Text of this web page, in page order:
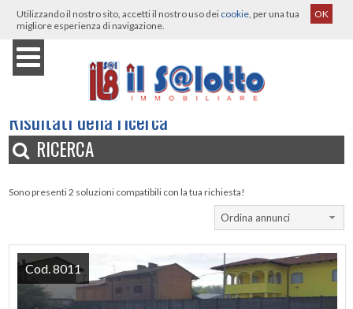
Utilizzando il nostro sito, accetti il nostro uso dei cookie, per una tua
migliore esperienza di navigazione.
OK
Immobili› Casanova Elvo Vendita Risultati della ricerca
Risultati della ricerca
RICERCA
Sono presenti 2 soluzioni compatibili con la tua richiesta!
Ordina annunci
Cod. 8011